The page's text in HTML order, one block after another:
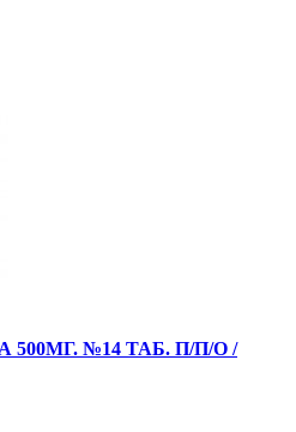
№14 ТАБ. П/П/О /